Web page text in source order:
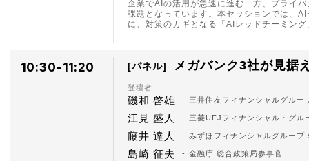
企業でAIの活用が急速に進む一方、プライ
課題となっています。本セッションでは、
に、対策のカギとなる「AIレッドチーミン
10:30-11:20 パネル メガバンク3社が見据
登壇者
磯和 啓雄 三井住友フィナンシャルグル
江見 盛人 三菱UFJフィナンシャル・グ
藤井 達人 みずほフィナンシャルグルー
島崎 征夫 金融庁 総合政策局参事官